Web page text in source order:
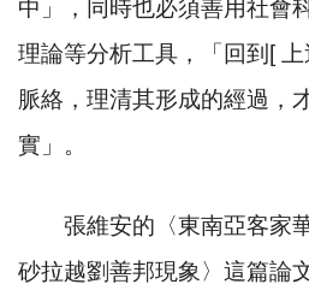
中」，同時也必須善用社會
理論等分析工具，「回到 [
脈絡，理清其形成的經過，
實」。
張維安的〈東南亞客家華
砂拉越劉善邦現象〉這篇論